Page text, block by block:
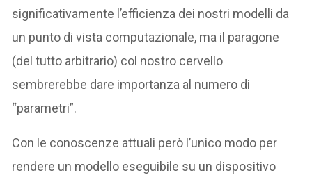
significativamente l’efficienza dei nostri modelli da
un punto di vista computazionale, ma il paragone
(del tutto arbitrario) col nostro cervello
sembrerebbe dare importanza al numero di
“parametri”.
Con le conoscenze attuali però l’unico modo per
rendere un modello eseguibile su un dispositivo